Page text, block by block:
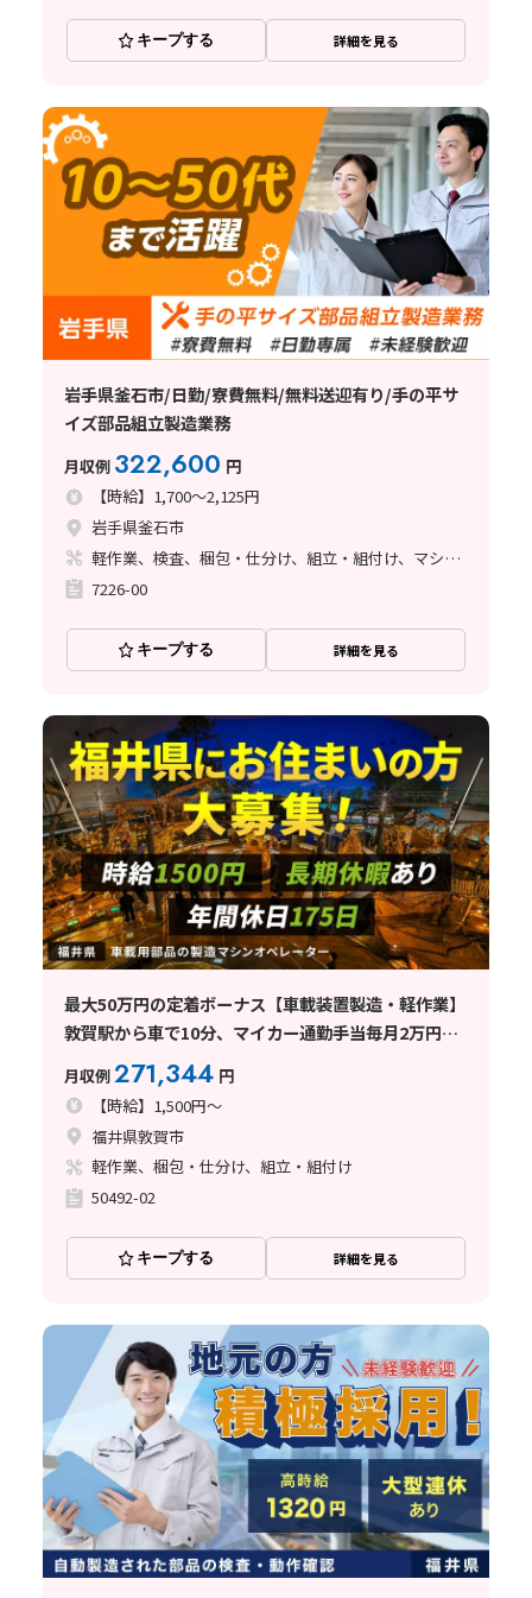
キープする 詳細を見る
岩手県釜石市/日勤/寮費無料/無料送迎有り/手の平サ
イズ部品組立製造業務
月収例 322,600 円
【時給】1,700～2,125円
岩手県釜石市
軽作業、検査、梱包・仕分け、組立・組付け、マシンオペレーター、立ち作業
7226-00
キープする 詳細を見る
最大50万円の定着ボーナス【車載装置製造・軽作業】
敦賀駅から車で10分、マイカー通勤手当毎月2万円支
給！未経験OK！大型連休あり！地域トップクラスの
高時給1500円＜福井県敦賀市＞
月収例271,344 円
【時給】1,500円～
福井県敦賀市
軽作業、梱包・仕分け、組立・組付け
50492-02
キープする 詳細を見る